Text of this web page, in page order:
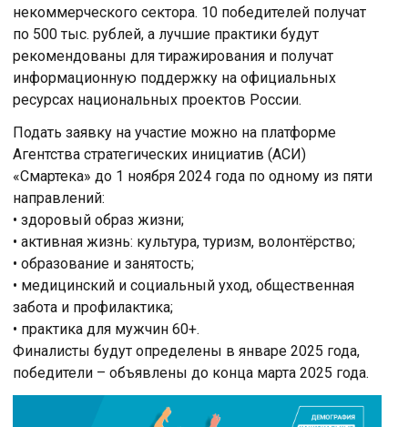
некоммерческого сектора. 10 победителей получат
по 500 тыс. рублей, а лучшие практики будут
рекомендованы для тиражирования и получат
информационную поддержку на официальных
ресурсах национальных проектов России.
Подать заявку на участие можно на платформе
Агентства стратегических инициатив (АСИ)
«Смартека» до 1 ноября 2024 года по одному из пяти
направлений:
• здоровый образ жизни;
• активная жизнь: культура, туризм, волонтёрство;
• образование и занятость;
• медицинский и социальный уход, общественная
забота и профилактика;
• практика для мужчин 60+.
Финалисты будут определены в январе 2025 года,
победители – объявлены до конца марта 2025 года.